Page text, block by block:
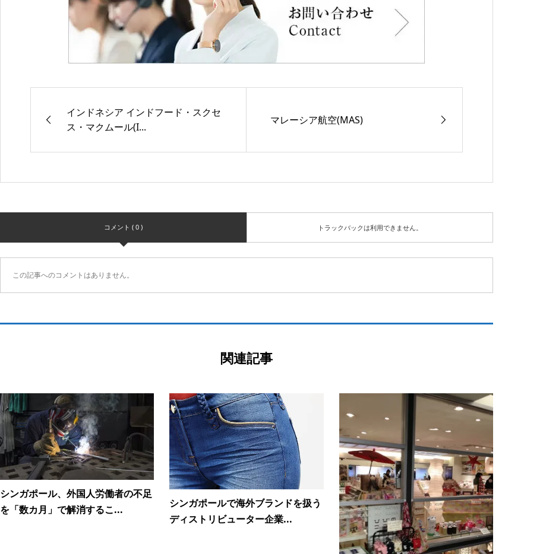
インドネシア インドフード・スクセ
ス・マクムール(I...
マレーシア航空(MAS)
コメント ( 0 ) トラックバックは利用できません。
この記事へのコメントはありません。
関連記事
シンガポール、外国人労働者の不足
を「数カ月」で解消するこ...
シンガポールで海外ブランドを扱う
ディストリビューター企業...